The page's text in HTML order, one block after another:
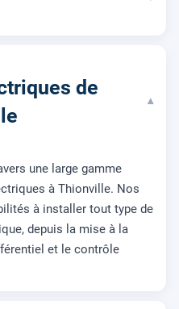
de
▾
une large gamme
à Thionville. Nos
à installer tout type de
depuis la mise à la
et le contrôle